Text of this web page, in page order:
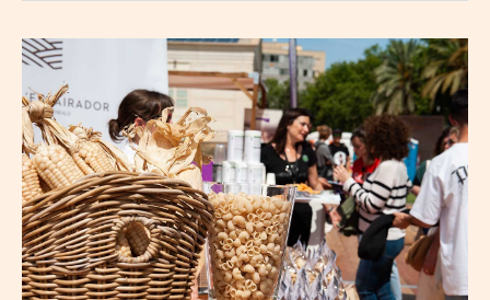
Mediterranean
Gluten
Free
Forum
llega
a
Sabadell:
50
expositores
y
un
espacio